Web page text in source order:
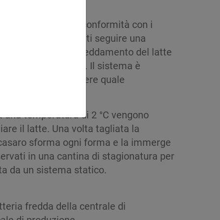
locali in conformità con i
deve infatti seguire una
alla lettera. Il raffreddamento del latte
acqua ghiacciata. Il sistema è
quindi di scegliere quale
temperatura di 2 °C vengono
il latte. Una volta tagliata la
sforma ogni forma e la immerge
in una cantina di stagionatura per
da un sistema statico.
fredda della centrale di